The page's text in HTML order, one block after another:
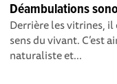
Déambulations
Derrière les vitrines,
sens du vivant. C’est
naturaliste et...